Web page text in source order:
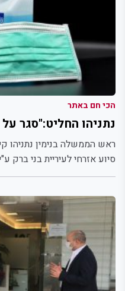
הכי חם באתר
נתניהו החליט:"סגר
ראש הממשלה בנימין נתניהו
סיוע אזרחי לעיריית בני ברק